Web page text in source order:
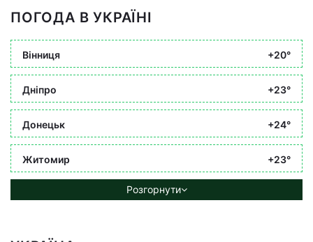
ПОГОДА В УКРАЇНІ
Вінниця +20°
Дніпро +23°
Донецьк +24°
Житомир +23°
Розгорнути